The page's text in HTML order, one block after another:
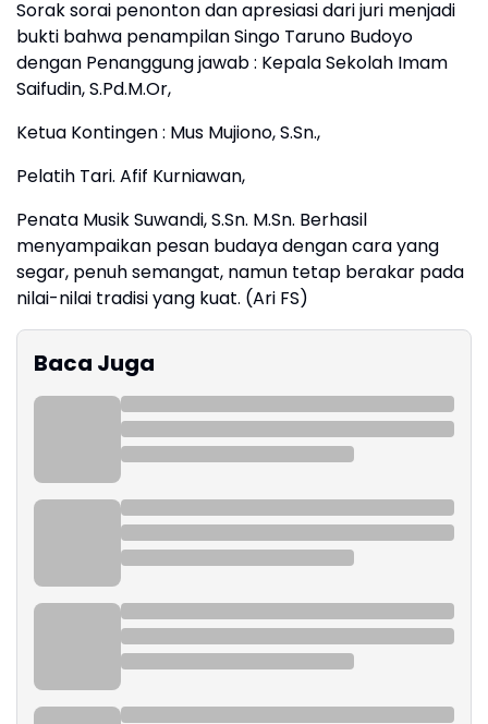
Sorak sorai penonton dan apresiasi dari juri menjadi
bukti bahwa penampilan Singo Taruno Budoyo
dengan Penanggung jawab : Kepala Sekolah Imam
Saifudin, S.Pd.M.Or,
Ketua Kontingen : Mus Mujiono, S.Sn.,
Pelatih Tari. Afif Kurniawan,
Penata Musik Suwandi, S.Sn. M.Sn. Berhasil
menyampaikan pesan budaya dengan cara yang
segar, penuh semangat, namun tetap berakar pada
nilai-nilai tradisi yang kuat. (Ari FS)
Baca Juga